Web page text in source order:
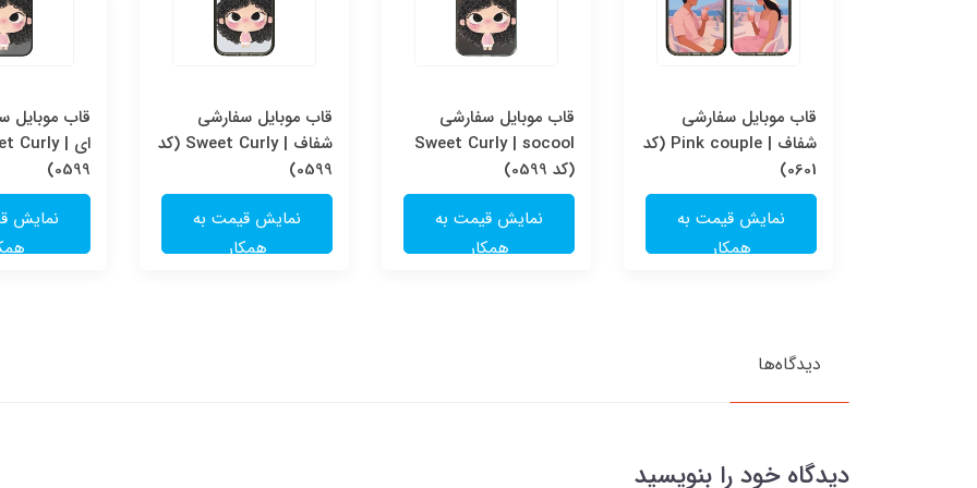
قاب موبایل سفارشی
شفاف | Pink couple (کد
0601)
نمایش قیمت به
همکار
قاب موبایل سفارشی
Sweet Curly | socool
(کد 0599)
نمایش قیمت به
همکار
قاب موبایل سفارشی
شفاف | Sweet Curly (کد
0599)
نمایش قیمت به
همکار
قاب موبایل
0599)
نمایش
دیدگاه‌ها
دیدگاه خود را بنویسید